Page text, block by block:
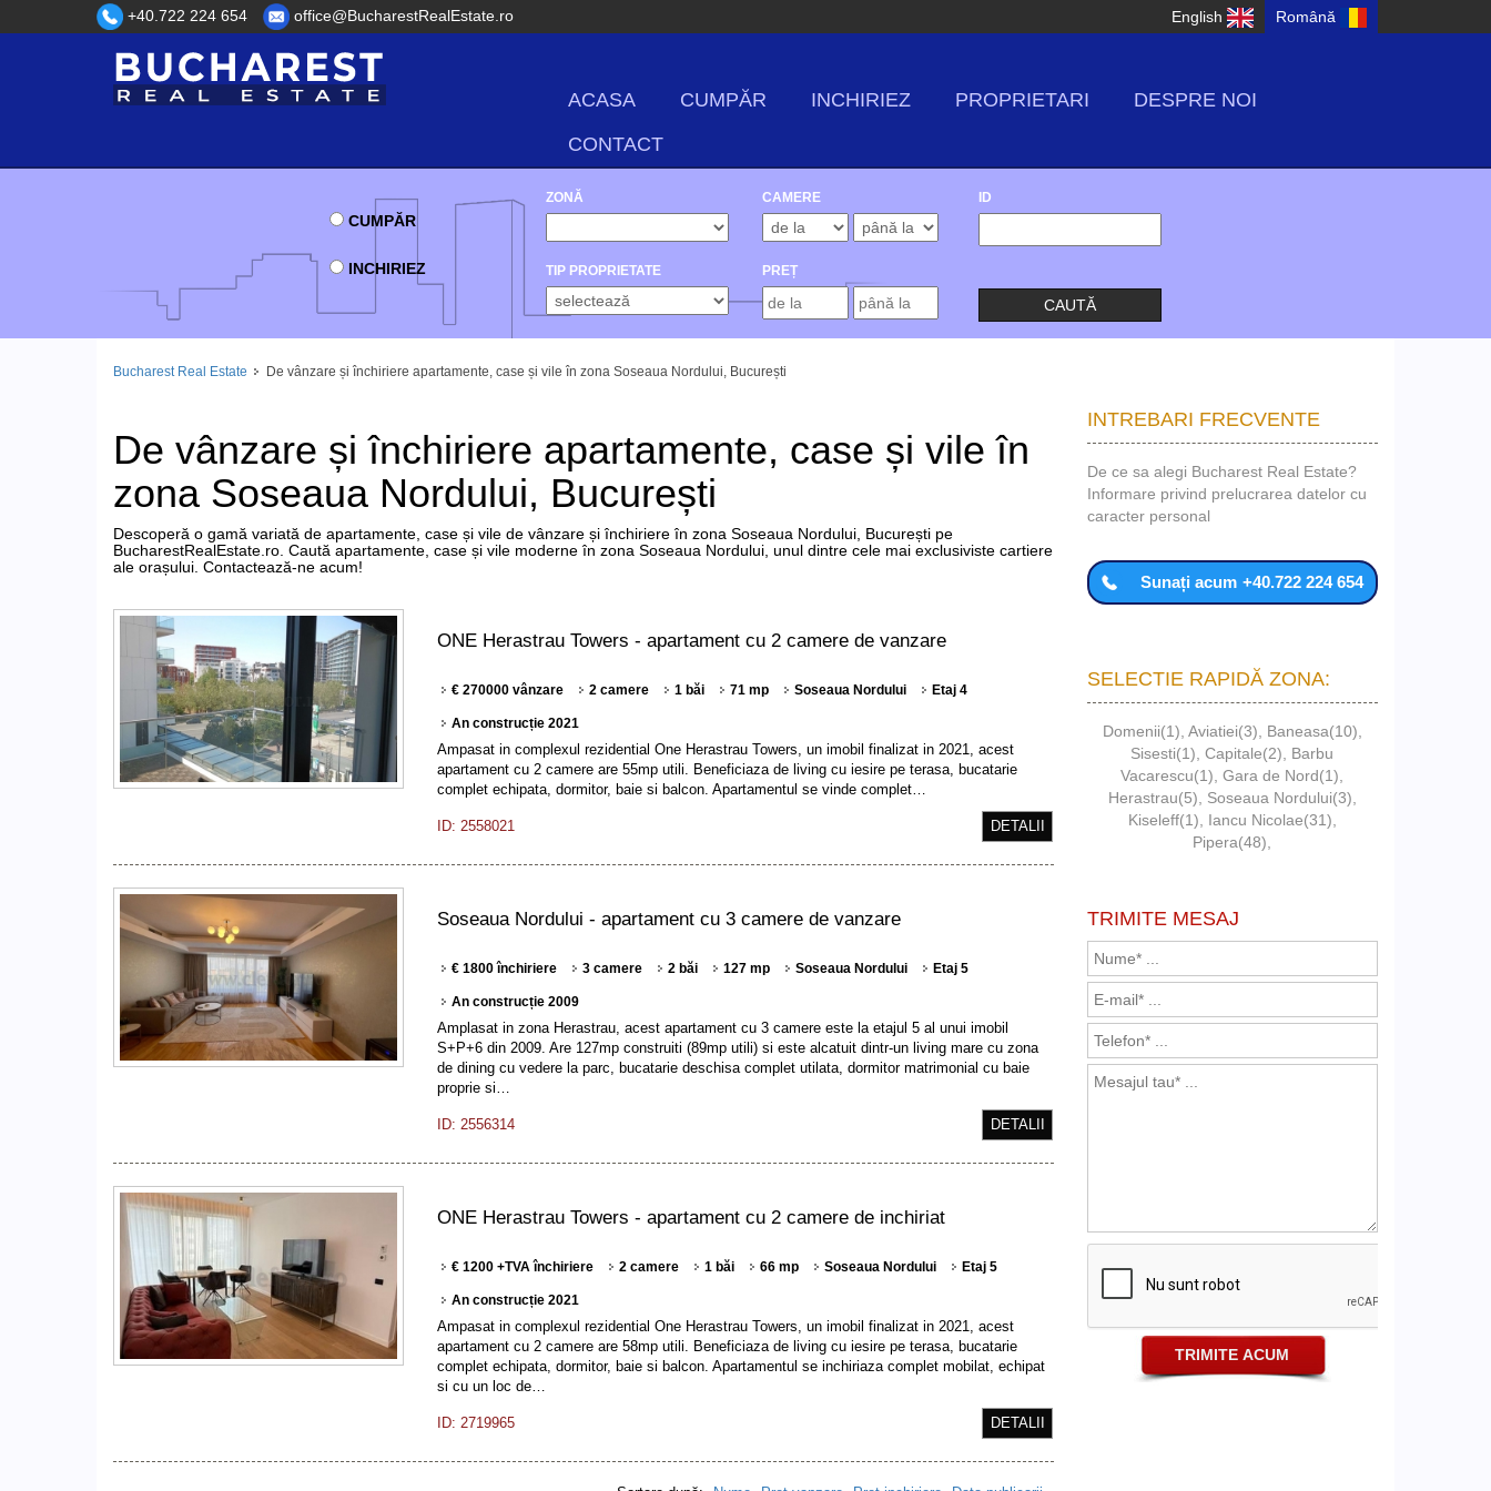
+40.722 224 654 office@BucharestRealEstate.ro Română
English
ACASA CUMPĂR INCHIRIEZ PROPRIETARI
DESPRE NOI
CONTACT
CUMPĂR
INCHIRIEZ
ZONĂ
TIP PROPRIETATE
CAMERE
PREȚ
ID
Bucharest Real Estate De vânzare și închiriere apartamente, case și vile în zona Soseaua Nordului, București
De vânzare și închiriere apartamente, case și vile în
zona Soseaua Nordului, București
Descoperă o gamă variată de apartamente, case și vile de vânzare și închiriere în zona Soseaua Nordului, București pe
BucharestRealEstate.ro. Caută apartamente, case și vile moderne în zona Soseaua Nordului, unul dintre cele mai exclusiviste cartiere
ale orașului. Contactează-ne acum!
ONE Herastrau Towers - apartament cu 2 camere de vanzare
€ 270000 vânzare 2 camere 1 băi 71 mp Soseaua Nordului Etaj 4
An construcție 2021
Ampasat in complexul rezidential One Herastrau Towers, un imobil finalizat in 2021, acest
apartament cu 2 camere are 55mp utili. Beneficiaza de living cu iesire pe terasa, bucatarie
complet echipata, dormitor, baie si balcon. Apartamentul se vinde complet…
ID: 2558021 DETALII
Soseaua Nordului - apartament cu 3 camere de vanzare
€ 1800 închiriere 3 camere 2 băi 127 mp Soseaua Nordului Etaj 5
An construcție 2009
Amplasat in zona Herastrau, acest apartament cu 3 camere este la etajul 5 al unui imobil
S+P+6 din 2009. Are 127mp construiti (89mp utili) si este alcatuit dintr-un living mare cu zona
de dining cu vedere la parc, bucatarie deschisa complet utilata, dormitor matrimonial cu baie
proprie si…
ID: 2556314 DETALII
ONE Herastrau Towers - apartament cu 2 camere de inchiriat
€ 1200 +TVA închiriere 2 camere 1 băi 66 mp Soseaua Nordului Etaj 5
An construcție 2021
Ampasat in complexul rezidential One Herastrau Towers, un imobil finalizat in 2021, acest
apartament cu 2 camere are 58mp utili. Beneficiaza de living cu iesire pe terasa, bucatarie
complet echipata, dormitor, baie si balcon. Apartamentul se inchiriaza complet mobilat, echipat
si cu un loc de…
ID: 2719965 DETALII
INTREBARI FRECVENTE
De ce sa alegi Bucharest Real Estate?
Informare privind prelucrarea datelor cu
caracter personal
Sunați acum +40.722 224 654
SELECTIE RAPIDĂ ZONA:
Domenii(1) Aviatiei(3) Baneasa(10)
Sisesti(1) ,Capitale(2)
Barbu
Vacarescu(1) ,Gara de Nord(1)
Herastrau(5)
Soseaua Nordului(3)
Kiseleff(1)
Iancu Nicolae(31)
Pipera(48)
TRIMITE MESAJ